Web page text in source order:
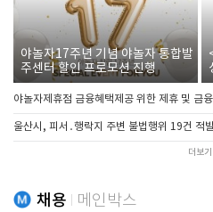
야놀자17주년 기념 야놀자 통합발
주센터 할인 프로모션 진행
야놀자제휴점 금융혜택제공 위한 제휴 및 금
울산시, 피서․행락지 주변 불법행위 19건 적
더보기
채용 메인박스